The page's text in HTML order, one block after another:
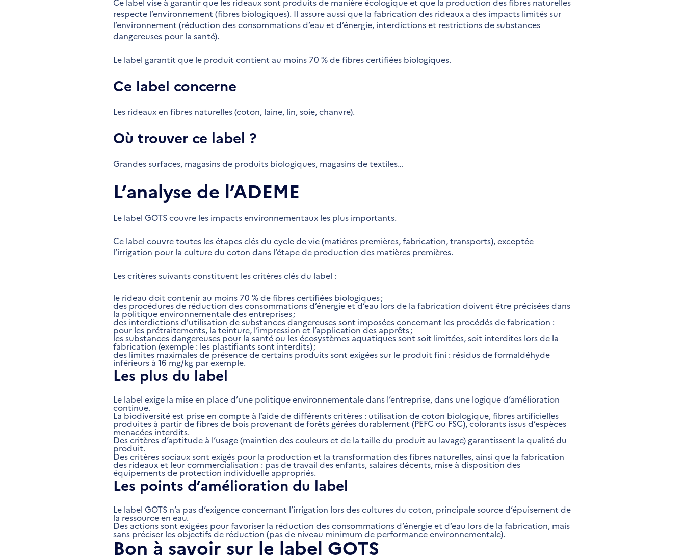
respecte l’environnement (fibres biologiques). Il assure aussi que la fabrication des rideaux a des impacts limités sur
l’environnement (réduction des consommations d’eau et d’énergie, interdictions et restrictions de substances
dangereuses pour la santé).
Le label garantit que le produit contient au moins 70 % de fibres certifiées biologiques.
Ce label concerne
Les rideaux en fibres naturelles (coton, laine, lin, soie, chanvre).
Où trouver ce label ?
Grandes surfaces, magasins de produits biologiques, magasins de textiles…
L’analyse de l’ADEME
Le label GOTS couvre les impacts environnementaux les plus importants.
Ce label couvre toutes les étapes clés du cycle de vie (matières premières, fabrication, transports), exceptée
l’irrigation pour la culture du coton dans l’étape de production des matières premières.
Les critères suivants constituent les critères clés du label :
le rideau doit contenir au moins 70 % de fibres certifiées biologiques ;
des procédures de réduction des consommations d’énergie et d’eau lors de la fabrication doivent être précisées dans
la politique environnementale des entreprises ;
des interdictions d’utilisation de substances dangereuses sont imposées concernant les procédés de fabrication :
pour les prétraitements, la teinture, l’impression et l’application des apprêts ;
les substances dangereuses pour la santé ou les écosystèmes aquatiques sont soit limitées, soit interdites lors de la
fabrication (exemple : les plastifiants sont interdits) ;
des limites maximales de présence de certains produits sont exigées sur le produit fini : résidus de formaldéhyde
inférieurs à 16 mg/kg par exemple.
Les plus du label
Le label exige la mise en place d’une politique environnementale dans l’entreprise, dans une logique d’amélioration
continue.
La biodiversité est prise en compte à l’aide de différents critères : utilisation de coton biologique, fibres artificielles
produites à partir de fibres de bois provenant de forêts gérées durablement (PEFC ou FSC), colorants issus d’espèces
menacées interdits.
Des critères d’aptitude à l’usage (maintien des couleurs et de la taille du produit au lavage) garantissent la qualité du
produit.
Des critères sociaux sont exigés pour la production et la transformation des fibres naturelles, ainsi que la fabrication
des rideaux et leur commercialisation : pas de travail des enfants, salaires décents, mise à disposition des
équipements de protection individuelle appropriés.
Les points d’amélioration du label
Le label GOTS n’a pas d’exigence concernant l’irrigation lors des cultures du coton, principale source d’épuisement de
la ressource en eau.
Des actions sont exigées pour favoriser la réduction des consommations d’énergie et d’eau lors de la fabrication, mais
sans préciser les objectifs de réduction (pas de niveau minimum de performance environnementale).
Bon à savoir sur le label GOTS